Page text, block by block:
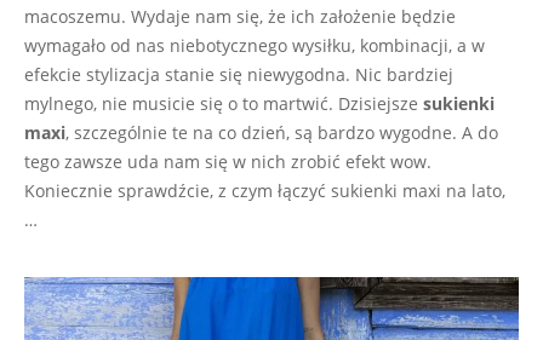
macoszemu. Wydaje nam się, że ich założenie będzie
wymagało od nas niebotycznego wysiłku, kombinacji, a w
efekcie stylizacja stanie się niewygodna. Nic bardziej
mylnego, nie musicie się o to martwić. Dzisiejsze sukienki
maxi, szczególnie te na co dzień, są bardzo wygodne. A do
tego zawsze uda nam się w nich zrobić efekt wow.
Koniecznie sprawdźcie, z czym łączyć sukienki maxi na lato,
…